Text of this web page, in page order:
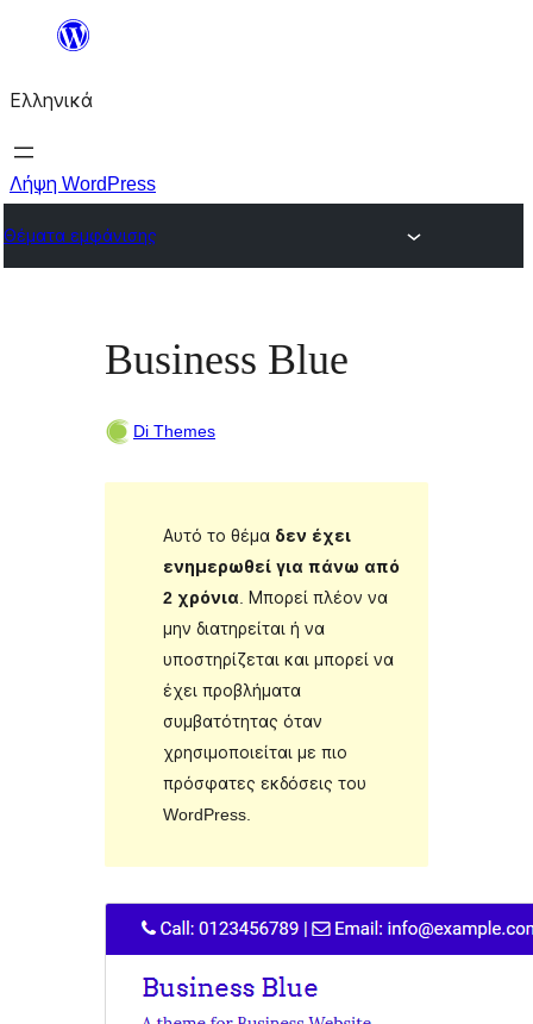
Μετάβαση
περιεχόμενο
Ελληνικά
Λήψη WordPress
Θέματα εμφάνισης
Business Blue
Di Themes
Αυτό το θέμα δεν έχει
ενημερωθεί για πάνω από
2 χρόνια . Μπορεί πλέον να
μην διατηρείται ή να
υποστηρίζεται και μπορεί να
έχει προβλήματα
συμβατότητας όταν
χρησιμοποιείται με πιο
πρόσφατες εκδόσεις του
WordPress.